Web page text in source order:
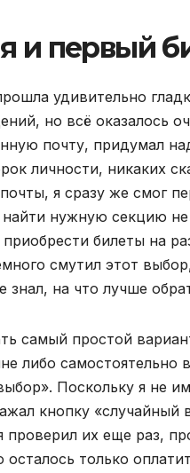
и первый
удивительно
но всё оказалось
почту, придумал
личности, никаких
я сразу же смог
нужную секцию
билеты на
смутил этот
знал, на что лучше
самый простой
либо самостоятельно
Поскольку я не
кнопку «случайный
их еще раз,
осталось только